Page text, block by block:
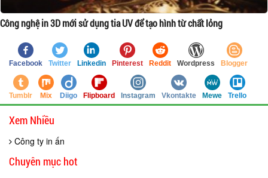
Công nghệ in 3D mới sử dụng tia UV để tạo hình từ chất lỏng
Facebook Twitter Linkedin Pinterest Reddit Wordpress Blogger
Tumblr Mix Diigo Flipboard Instagram Vkontakte Mewe Trello
Xem Nhiều
Công ty in ấn
Chuyên mục hot